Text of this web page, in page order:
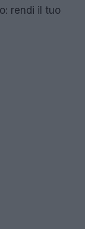
rendi il tuo